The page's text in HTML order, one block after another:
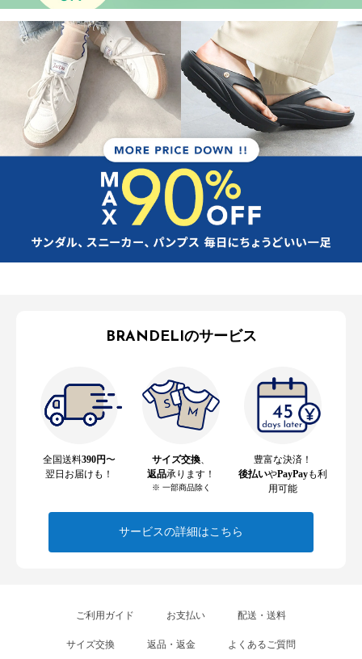
BRANDELIのサービス
全国送料390円〜
翌日お届けも！
サイズ交換
返品承ります！
※ 一部商品除く
豊富な決済！
後払いやPayPayも利
用可能
サービスの詳細はこちら
ご利用ガイド お支払い 配送・送料
サイズ交換 返品・返金 よくあるご質問